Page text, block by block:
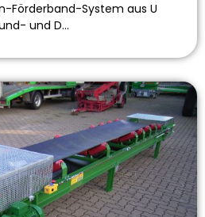
Förderband-System aus U
und D…